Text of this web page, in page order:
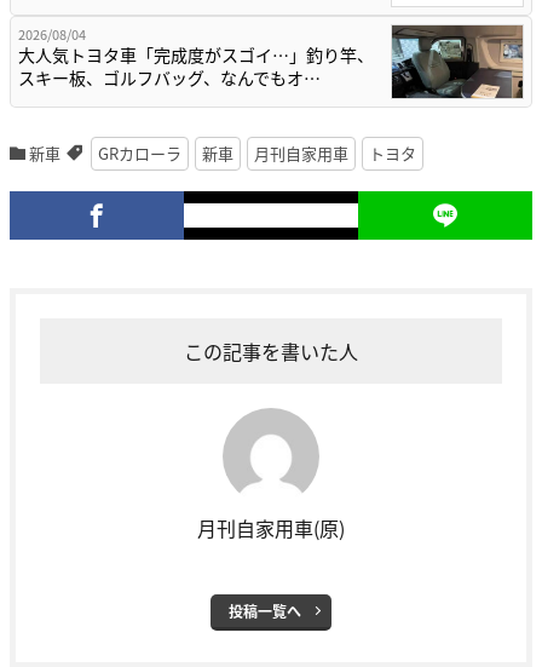
2026/08/04
大人気トヨタ車「完成度がスゴイ…」釣り竿、
スキー板、ゴルフバッグ、なんでもオ…
新車 GRカローラ 新車 月刊自家用車 トヨタ
この記事を書いた人
月刊自家用車(原)
投稿一覧へ